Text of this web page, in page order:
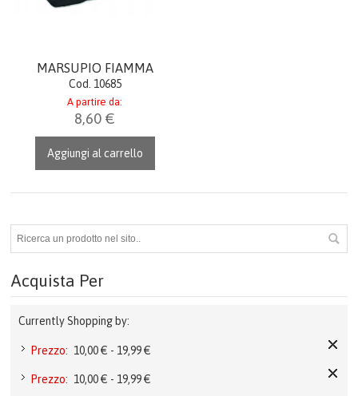
PORTACHIAVI GADGET
UFFICIO & LAVORO
PORTABLOCCHI
CERIMONIA
MARSUPIO FIAMMA
Cod. 10685
A partire da:
8,60 €
Aggiungi al carrello
Acquista Per
Currently Shopping by:
Prezzo: 10,00 € - 19,99 €
Prezzo: 10,00 € - 19,99 €